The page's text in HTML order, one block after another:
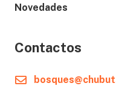
Novedades
Contactos